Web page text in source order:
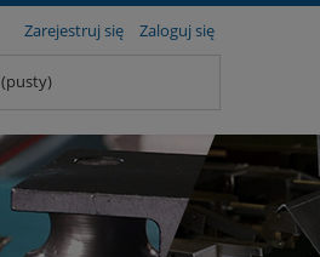
Zarejestruj się Zaloguj się
(pusty)